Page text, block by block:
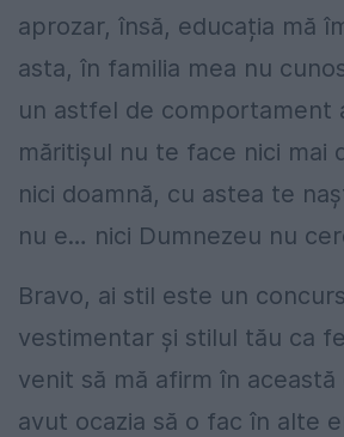
aprozar, însă, educația mă
asta, în familia mea nu
un astfel de comportament
măritișul nu te face nici mai
nici doamnă, cu astea te
nu e… nici Dumnezeu nu
Bravo, ai stil este un
vestimentar și stilul tău ca
venit să mă afirm în
avut ocazia să o fac în alte